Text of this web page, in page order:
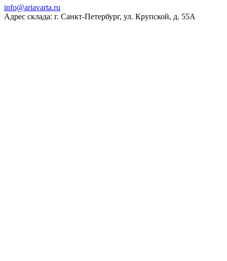
ur.atravaira@ofni
Адрес склада: г. Санкт-Петербург, ул. Крупской, д. 55А